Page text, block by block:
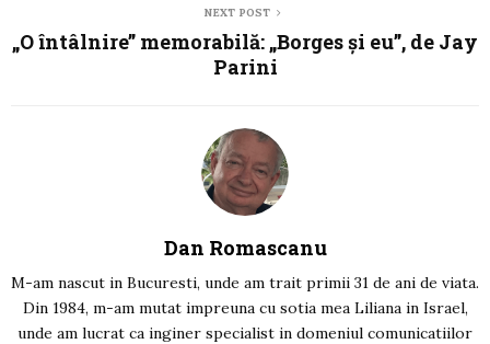
NEXT POST
„O întâlnire” memorabilă: „Borges şi eu”, de Jay
Parini
Dan Romascanu
M-am nascut in Bucuresti, unde am trait primii 31 de ani de viata.
Din 1984, m-am mutat impreuna cu sotia mea Liliana in Israel,
unde am lucrat ca inginer specialist in domeniul comunicatiilor